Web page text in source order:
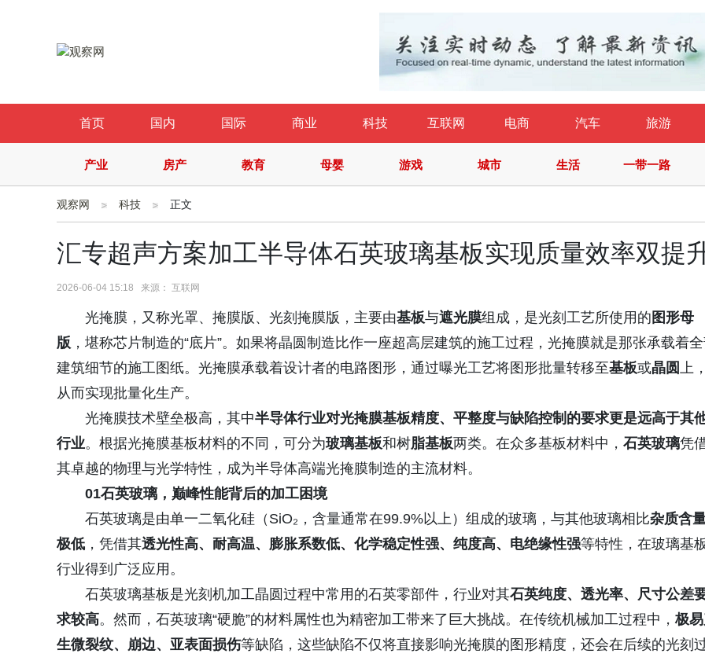
首页 国内 国际 商业 科技 互联网 电商 汽车 旅游
产业 房产 教育 母婴 游戏 城市 生活 一带一路
观察网 科技 正文
汇专超声方案加工半导体石英玻璃基板实现质量效率双提
2026-06-04 15:18 来源： 互联网
光掩膜，又称光罩、掩膜版、光刻掩膜版，主要由基板与遮光膜组成，是光刻工艺所使用的 图形母
版 ，堪称芯片制造的“底片”。如果将晶圆制造比作一座超高层建筑的施工过程，光掩膜就是那张承载着
建筑细节的施工图纸。光掩膜承载着设计者的电路图形，通过曝光工艺将图形批量转移至基板或晶圆上
从而实现批量化生产。
光掩膜技术壁垒极高，其中半导体行业对光掩膜基板精度、平整度与缺陷控制的要求更是远高于其
行业。根据光掩膜基板材料的不同，可分为玻璃基板和树脂基板两类。在众多基板材料中， 石英玻璃凭
其卓越的物理与光学特性，成为半导体高端光掩膜制造的主流材料。
01石英玻璃，巅峰性能背后的加工困境
石英玻璃是由单一二氧化硅（SiO₂，含量通常在99.9%以上）组成的玻璃，与其他玻璃相比杂质含
极低 ，凭借其透光性高、耐高温、膨胀系数低、化学稳定性强、纯度高、电绝缘性强等特性，在玻璃基
行业得到广泛应用。
石英玻璃基板是光刻机加工晶圆过程中常用的石英零部件，行业对其石英纯度、透光率、尺寸公差
求较高。然而，石英玻璃“硬脆”的材料属性也为精密加工带来了巨大挑战。在传统机械加工过程中，极
生微裂纹、崩边、亚表面损伤等缺陷，这些缺陷不仅将直接影响光掩膜的图形精度，还会在后续的光刻